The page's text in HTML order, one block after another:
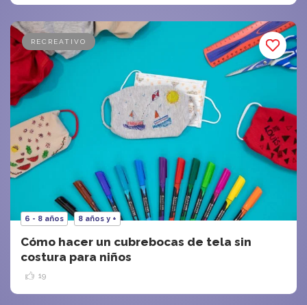
RECREATIVO
6 - 8 años 8 años y +
Cómo hacer un cubrebocas de tela sin
costura para niños
19